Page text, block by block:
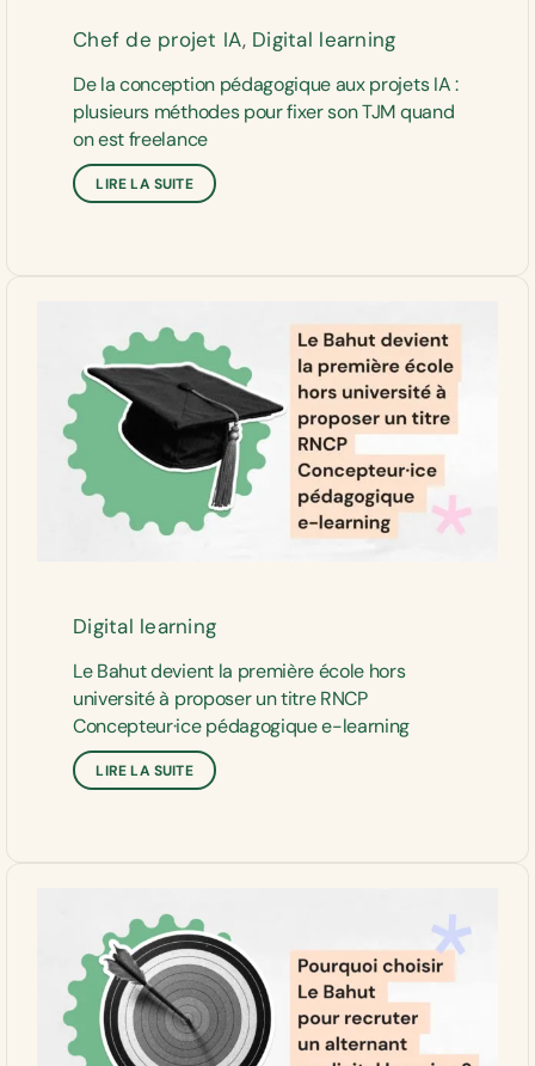
Chef de projet IA, Digital learning
De la conception pédagogique aux projets IA :
plusieurs méthodes pour fixer son TJM quand
on est freelance
LIRE LA SUITE
Digital learning
Le Bahut devient la première école hors
université à proposer un titre RNCP
Concepteur·ice pédagogique e-learning
LIRE LA SUITE